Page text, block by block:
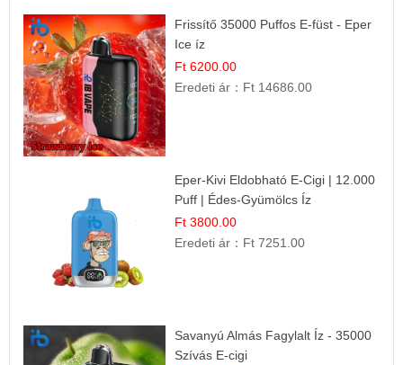
Frissítő 35000 Puffos E-füst - Eper
Ice íz
Ft 6200.00
Eredeti ár： Ft 14686.00
Eper-Kivi Eldobható E-Cigi | 12.000
Puff | Édes-Gyümölcs Íz
Ft 3800.00
Eredeti ár： Ft 7251.00
Savanyú Almás Fagylalt Íz - 35000
Szívás E-cigi